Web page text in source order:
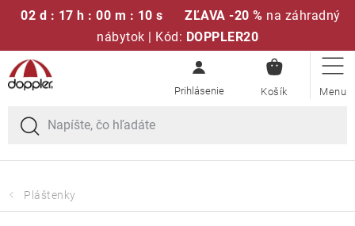
02 d : 17 h : 00 m : 10 s ZĽAVA -20 % na záhradný
nábytok | Kód: DOPPLER20
Prejsť
na
obsah
KOŠÍK
Sedacie súpravy
Slnečníky
Polstre a sedáky
Pláštenky